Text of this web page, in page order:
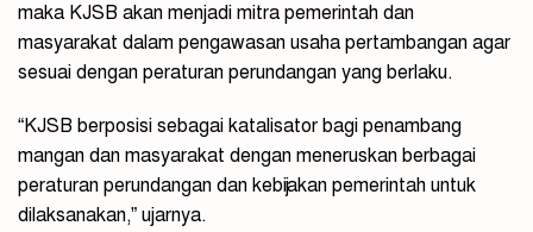
maka KJSB akan menjadi mitra pemerintah dan
masyarakat dalam pengawasan usaha pertambangan agar
sesuai dengan peraturan perundangan yang berlaku.
“KJSB berposisi sebagai katalisator bagi penambang
mangan dan masyarakat dengan meneruskan berbagai
peraturan perundangan dan kebijakan pemerintah untuk
dilaksanakan,” ujarnya.